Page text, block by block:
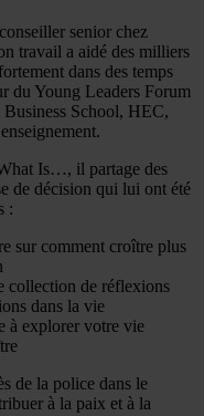
senior chez
travail a aidé des milliers
dans des temps
du Young Leaders Forum
Business School, HEC,
Is…, il partage des
de décision qui lui ont été
:
sur comment croître plus
collection de réflexions
dans la vie
à explorer votre vie
de la police dans le
à la paix et à la